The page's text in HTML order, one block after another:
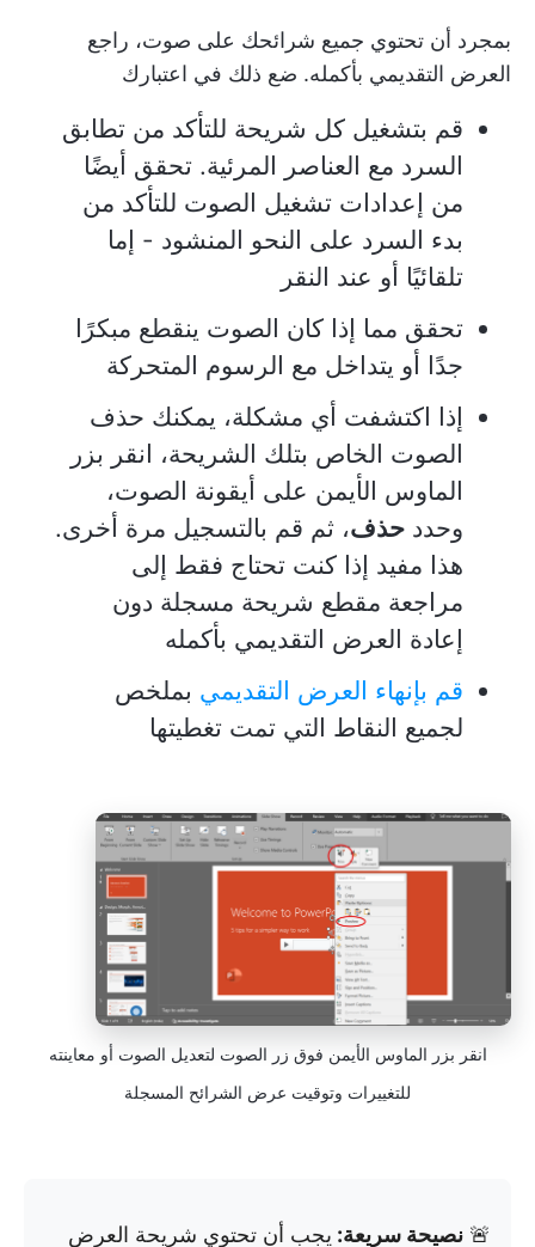
بمجرد أن تحتوي جميع شرائحك على صوت، راجع
العرض التقديمي بأكمله. ضع ذلك في اعتبارك
قم بتشغيل كل شريحة للتأكد من تطابق
السرد مع العناصر المرئية. تحقق أيضًا
من إعدادات تشغيل الصوت للتأكد من
بدء السرد على النحو المنشود - إما
تلقائيًا أو عند النقر
تحقق مما إذا كان الصوت ينقطع مبكرًا
جدًا أو يتداخل مع الرسوم المتحركة
إذا اكتشفت أي مشكلة، يمكنك حذف
الصوت الخاص بتلك الشريحة، انقر بزر
الماوس الأيمن على أيقونة الصوت،
وحدد حذف، ثم قم بالتسجيل مرة أخرى.
هذا مفيد إذا كنت تحتاج فقط إلى
مراجعة مقطع شريحة مسجلة دون
إعادة العرض التقديمي بأكمله
قم بإنهاء العرض التقديمي بملخص
لجميع النقاط التي تمت تغطيتها
انقر بزر الماوس الأيمن فوق زر الصوت لتعديل الصوت أو معاينته
للتغييرات وتوقيت عرض الشرائح المسجلة
🚨 نصيحة سريعة: يجب أن تحتوي شريحة العرض